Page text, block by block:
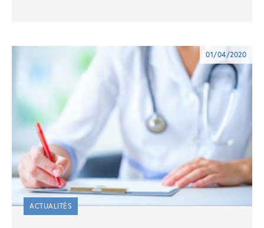
01/04/2020
ACTUALITÉS